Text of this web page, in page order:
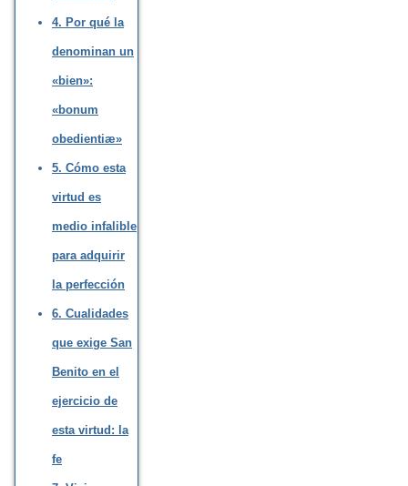
4. Por qué la
denominan un
«bien»:
«bonum
obedientiæ»
5. Cómo esta
virtud es
medio infalible
para adquirir
la perfección
6. Cualidades
que exige San
Benito en el
ejercicio de
esta virtud: la
fe